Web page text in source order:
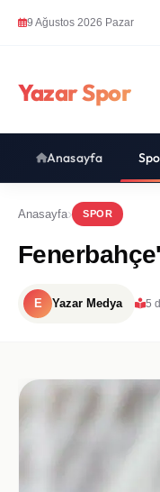
9 Ağustos 2026 Pazar
Yazar Spor
Anasayfa
Anasayfa SPOR
E Yazar Medya 5